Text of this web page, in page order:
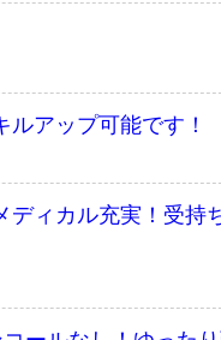
アップ可能です！
ディカル充実！受持